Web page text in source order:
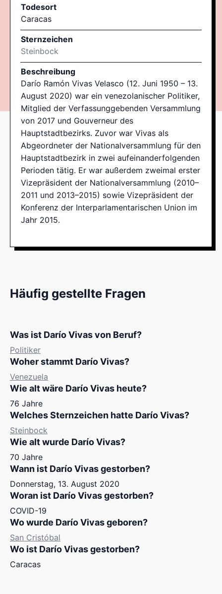
Todesort
Caracas
Sternzeichen
Steinbock
Beschreibung
Darío Ramón Vivas Velasco (12. Juni 1950 – 13.
August 2020) war ein venezolanischer Politiker,
Mitglied der Verfassunggebenden Versammlung
von 2017 und Gouverneur des
Hauptstadtbezirks. Zuvor war Vivas als
Abgeordneter der Nationalversammlung für den
Hauptstadtbezirk in zwei aufeinanderfolgenden
Perioden tätig. Er war außerdem zweimal erster
Vizepräsident der Nationalversammlung (2010–
2011 und 2013–2015) sowie Vizepräsident der
Konferenz der Interparlamentarischen Union im
Jahr 2015.
Häufig gestellte Fragen
Was ist Darío Vivas von Beruf?
Politiker
Woher stammt Darío Vivas?
Venezuela
Wie alt wäre Darío Vivas heute?
76 Jahre
Welches Sternzeichen hatte Darío Vivas?
Steinbock
Wie alt wurde Darío Vivas?
70 Jahre
Wann ist Darío Vivas gestorben?
Donnerstag, 13. August 2020
Woran ist Darío Vivas gestorben?
COVID-19
Wo wurde Darío Vivas geboren?
San Cristóbal
Wo ist Darío Vivas gestorben?
Caracas